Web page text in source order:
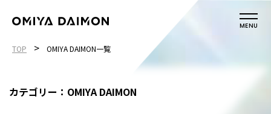
MENU
TOP > OMIYA DAIMON一覧
カテゴリー：OMIYA DAIMON